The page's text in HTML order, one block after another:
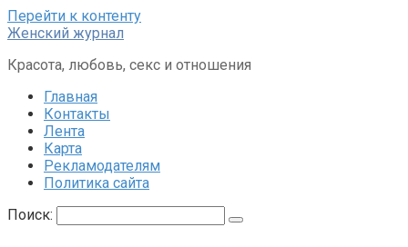
Перейти к контенту
Женский журнал
Красота, любовь, секс и отношения
Главная
Контакты
Лента
Карта
Рекламодателям
Политика сайта
Поиск: